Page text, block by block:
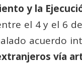
y la
el 4 y el 6
acuerdo
vía